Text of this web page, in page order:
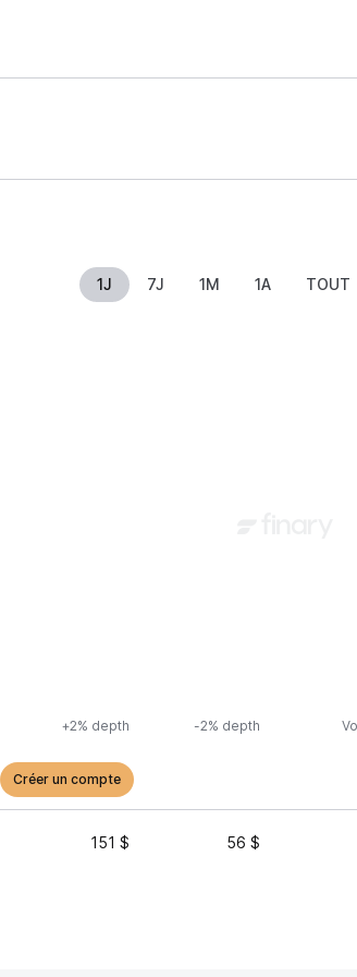
1J 7J 1M 1A TOUT
+2% depth -2% depth
Créer un compte
151 $ 56 $